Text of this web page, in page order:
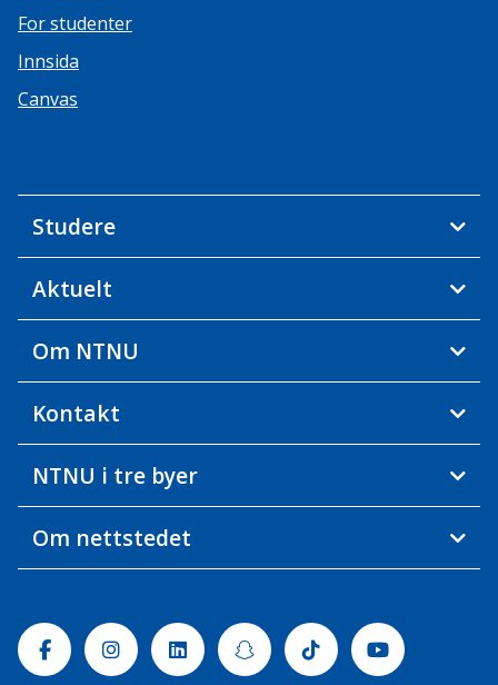
For studenter
Innsida
Canvas
Studere
Aktuelt
Om NTNU
Kontakt
NTNU i tre byer
Om nettstedet
FacebookInstagramLinkedinSnapchatTiktok Youtube